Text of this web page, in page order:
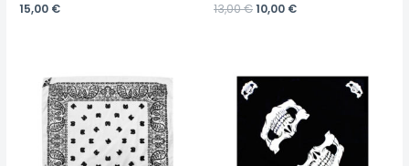
15,00 € 13,00€10,00 €